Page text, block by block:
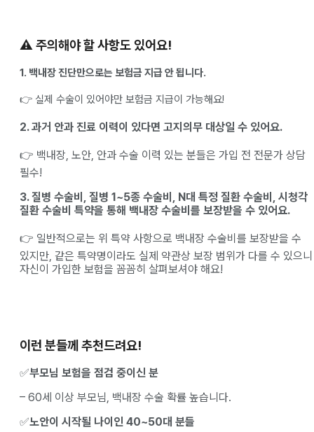
⚠️주의해야 할 사항도 있어요!
1. 백내장 진단만으로는 보험금 지급 안 됩니다.
👉 실제 수술이 있어야만 보험금 지급이 가능해요!
2. 과거 안과 진료 이력이 있다면 고지의무 대상일 수 있어요.
👉 백내장, 노안, 안과 수술 이력 있는 분들은 가입 전 전문가 상담
필수!
3. 질병 수술비, 질병 1~5종 수술비, N대 특정 질환 수술비, 시청각
질환 수술비 특약을 통해 백내장 수술비를 보장받을 수 있어요.
👉 일반적으로는 위 특약 사항으로 백내장 수술비를 보장받을 수
있지만, 같은 특약명이라도 실제 약관상 보장 범위가 다를 수 있으니
자신이 가입한 보험을 꼼꼼히 살펴보셔야 해요!
이런 분들께 추천드려요!
✅부모님 보험을 점검 중이신 분
– 60세 이상 부모님, 백내장 수술 확률 높습니다.
✅노안이 시작될 나이인 40~50대 분들